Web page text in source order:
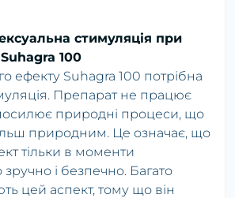
стимуляція при
100
ефекту Suhagra 100 потрібна
Препарат не працює
природні процеси, що
природним. Це означає, що
тільки в моменти
і безпечно. Багато
цей аспект, тому що він